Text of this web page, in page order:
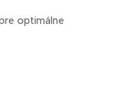
optimálne